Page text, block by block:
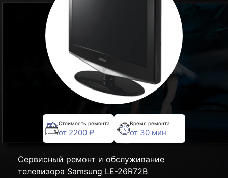
Стоимость ремонта
от 2200 ₽
Время ремонта
от 30 мин
Сервисный ремонт и обслуживание
телевизора Samsung LE-26R72B